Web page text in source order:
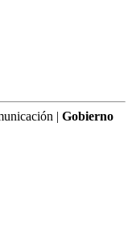
| Gobierno